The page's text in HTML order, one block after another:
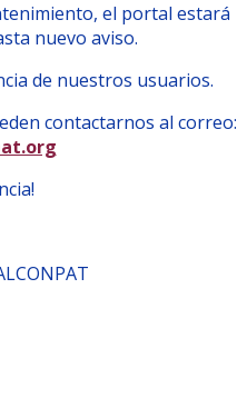
el portal estará
nuevo aviso.
de nuestros usuarios.
contactarnos al correo: